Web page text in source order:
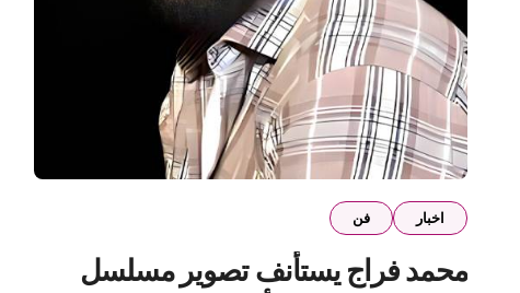
اخبار فن
محمد فراج يستأنف تصوير مسلسل